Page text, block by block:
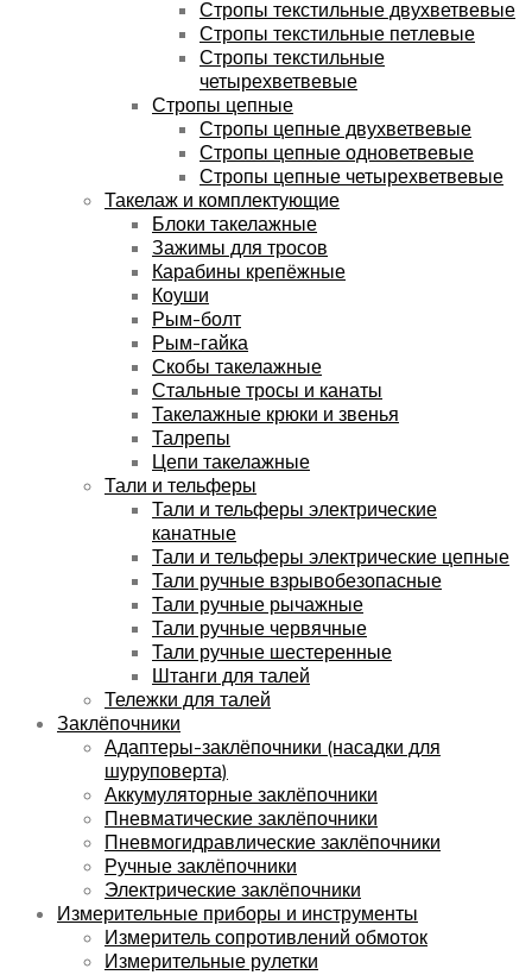
Стропы текстильные двухветвевые
Стропы текстильные петлевые
Стропы текстильные
четырехветвевые
Стропы цепные
Стропы цепные двухветвевые
Стропы цепные одноветвевые
Стропы цепные четырехветвевые
Такелаж и комплектующие
Блоки такелажные
Зажимы для тросов
Карабины крепёжные
Коуши
Рым-болт
Рым-гайка
Скобы такелажные
Стальные тросы и канаты
Такелажные крюки и звенья
Талрепы
Цепи такелажные
Тали и тельферы
Тали и тельферы электрические
канатные
Тали и тельферы электрические цепные
Тали ручные взрывобезопасные
Тали ручные рычажные
Тали ручные червячные
Тали ручные шестеренные
Штанги для талей
Тележки для талей
Заклёпочники
Адаптеры-заклёпочники (насадки для
шуруповерта)
Аккумуляторные заклёпочники
Пневматические заклёпочники
Пневмогидравлические заклёпочники
Ручные заклёпочники
Электрические заклёпочники
Измерительные приборы и инструменты
Измеритель сопротивлений обмоток
Измерительные рулетки